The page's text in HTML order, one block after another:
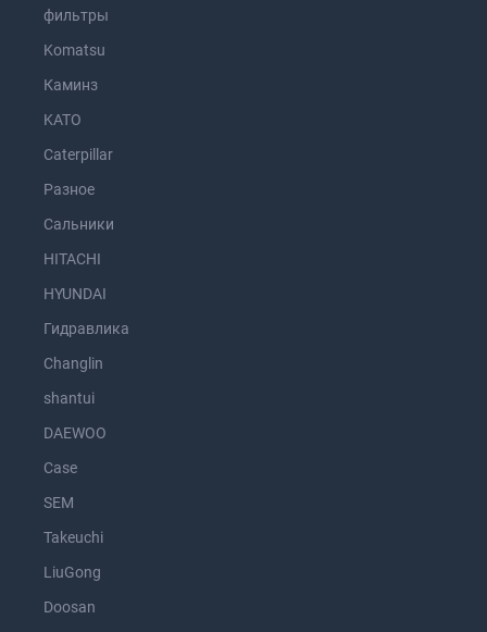
фильтры
Komatsu
Каминз
KATO
Caterpillar
Разное
Сальники
HITACHI
HYUNDAI
Гидравлика
Changlin
shantui
DAEWOO
Case
SEM
Takeuchi
LiuGong
Doosan